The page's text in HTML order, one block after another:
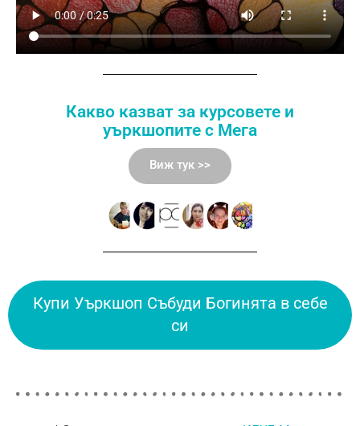
Какво казват за курсовете и
уъркшопите с Мега
Виж тук >>
Купи Уъркшоп Събуди Богинята в себе
си